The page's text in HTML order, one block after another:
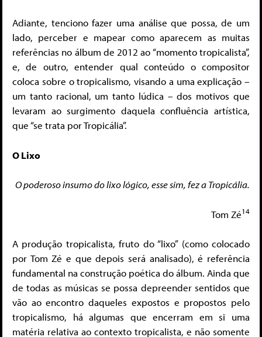
Adiante, tenciono fazer uma análise que possa, de um
lado, perceber e mapear como aparecem as muitas
referências no álbum de 2012 ao “momento tropicalista”,
e, de outro, entender qual conteúdo o compositor
coloca sobre o tropicalismo, visando a uma explicação –
um tanto racional, um tanto lúdica – dos motivos que
levaram ao surgimento daquela confluência artística,
que “se trata por Tropicália”.
O Lixo
O poderoso insumo do lixo lógico, esse sim, fez a Tropicália.
Tom Zé14
A produção tropicalista, fruto do “lixo” (como colocado
por Tom Zé e que depois será analisado), é referência
fundamental na construção poética do álbum. Ainda que
de todas as músicas se possa depreender sentidos que
vão ao encontro daqueles expostos e propostos pelo
tropicalismo, há algumas que encerram em si uma
matéria relativa ao contexto tropicalista, e não somente